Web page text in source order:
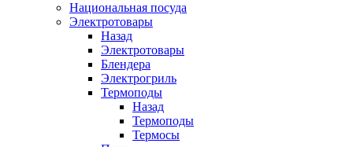
Национальная посуда
Электротовары
Назад
Электротовары
Блендера
Электрогриль
Термоподы
Назад
Термоподы
Термосы